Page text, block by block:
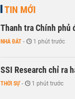
TIN MỚI
Thanh tra Chính phủ
NHÀ ĐẤT - 1 phút trước
SSI Research chỉ ra
THỜI SỰ - 1 phút trước